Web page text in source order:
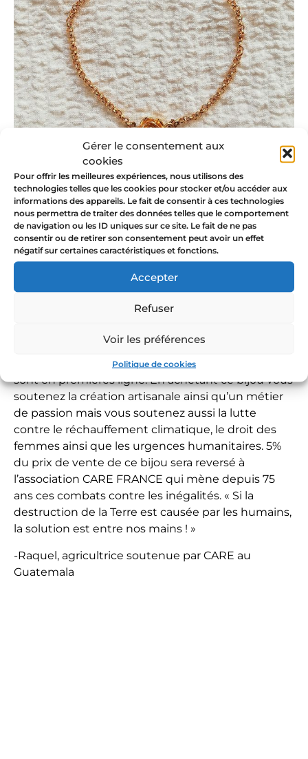
Gérer le consentement aux
cookies
Pour offrir les meilleures expériences, nous utilisons des
technologies telles que les cookies pour stocker et/ou accéder aux
informations des appareils. Le fait de consentir à ces technologies
nous permettra de traiter des données telles que le comportement
de navigation ou les ID uniques sur ce site. Le fait de ne pas
consentir ou de retirer son consentement peut avoir un effet
négatif sur certaines caractéristiques et fonctions.
Accepter
Refuser
Voir les préférences
Politique de cookies
Bijoux solidaires
Puisque les bijoux La Jungle sont inspirés de la
libérer des complexes, à prendre sa place, il me
en ont le plus besoin. L’urgence climatique touche
les populations les plus pauvres et les femmes
sont en premières ligne. En achetant ce bijou vous
soutenez la création artisanale ainsi qu’un métier
de passion mais vous soutenez aussi la lutte
contre le réchauffement climatique, le droit des
femmes ainsi que les urgences humanitaires. 5%
du prix de vente de ce bijou sera reversé à
l’association CARE FRANCE qui mène depuis 75
ans ces combats contre les inégalités. « Si la
destruction de la Terre est causée par les humains,
la solution est entre nos mains ! »
-Raquel, agricultrice soutenue par CARE au
Guatemala